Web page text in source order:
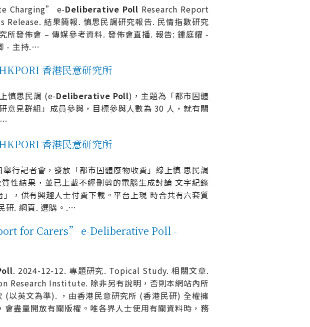
Charging” e-Deliberative Poll Research Report
結果簡報. 慎思民調研究報告. 民情指數研究
所發佈會 – 傳媒參考資料. 發佈會直播. 報告: 鍾庭耀 -
- 主持.…
香港民意研究所
慎思民調 (e-Deliberative Poll)，主題為「都市固體
意見群組」成員參與，目標參與人數為 30 人，就有關
…
香港民意研究所
行記者會，發放「都市固體廢物收費」線上慎 思民調
性結果，並已上載不經刪剪的電腦生成討論 文字紀錄
，供有興趣人士付費下載。平台上現 時合共有六套質
研. 網頁. 選購。.…
for Carers” e-Deliberative Poll -
. 2024-12-12. 專題研究. Topical Study. 相關文章.
Research Institute. 除非另有說明，否則本網站內所
(以英文為準). ，由香港民意研究所 (香港民研) 全權擁
盡量開放有關版權。唯各界人士使用有關資料時，務